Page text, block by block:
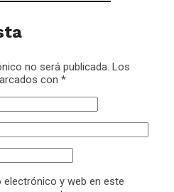
no será publicada. Los
con *
electrónico y web en este